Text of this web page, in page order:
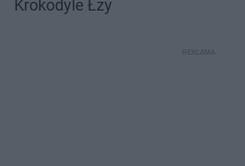
Krokodyle Łzy